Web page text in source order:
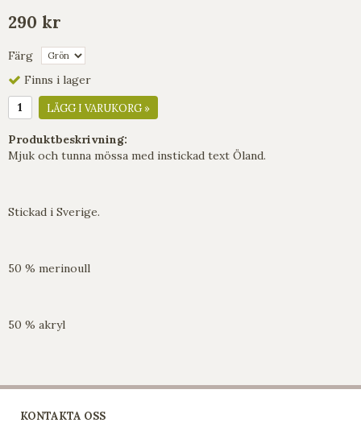
290 kr
Färg
Finns i lager
LÄGG I VARUKORG »
Produktbeskrivning:
Mjuk och tunna mössa med instickad text Öland.
Stickad i Sverige.
50 % merinoull
50 % akryl
KONTAKTA OSS